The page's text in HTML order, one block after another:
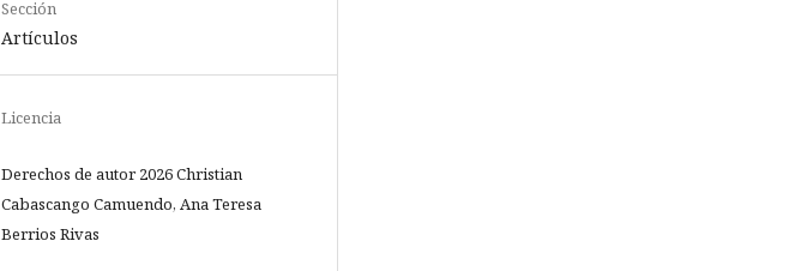
Sección
Artículos
Licencia
Derechos de autor 2026 Christian
Cabascango Camuendo, Ana Teresa
Berrios Rivas